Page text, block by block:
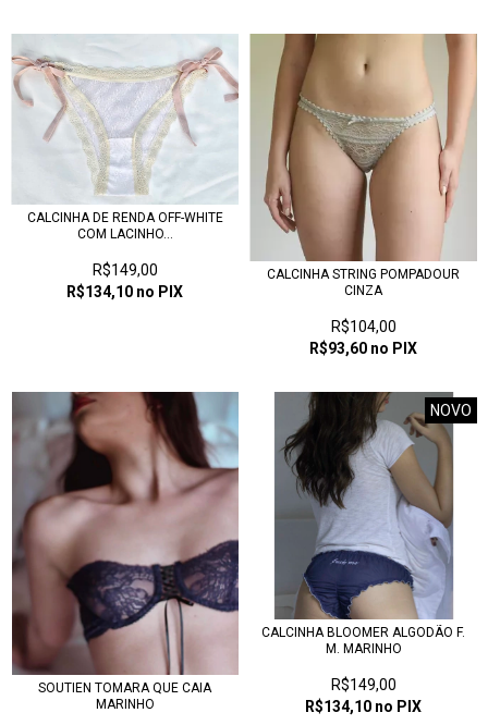
CALCINHA DE RENDA OFF-WHITE
COM LACINHO...
R$149,00
R$134,10 no PIX
CALCINHA STRING POMPADOUR
CINZA
R$104,00
R$93,60 no PIX
SOUTIEN TOMARA QUE CAIA
MARINHO
NOVO
CALCINHA BLOOMER ALGODÃO F.
M. MARINHO
R$149,00
R$134,10 no PIX